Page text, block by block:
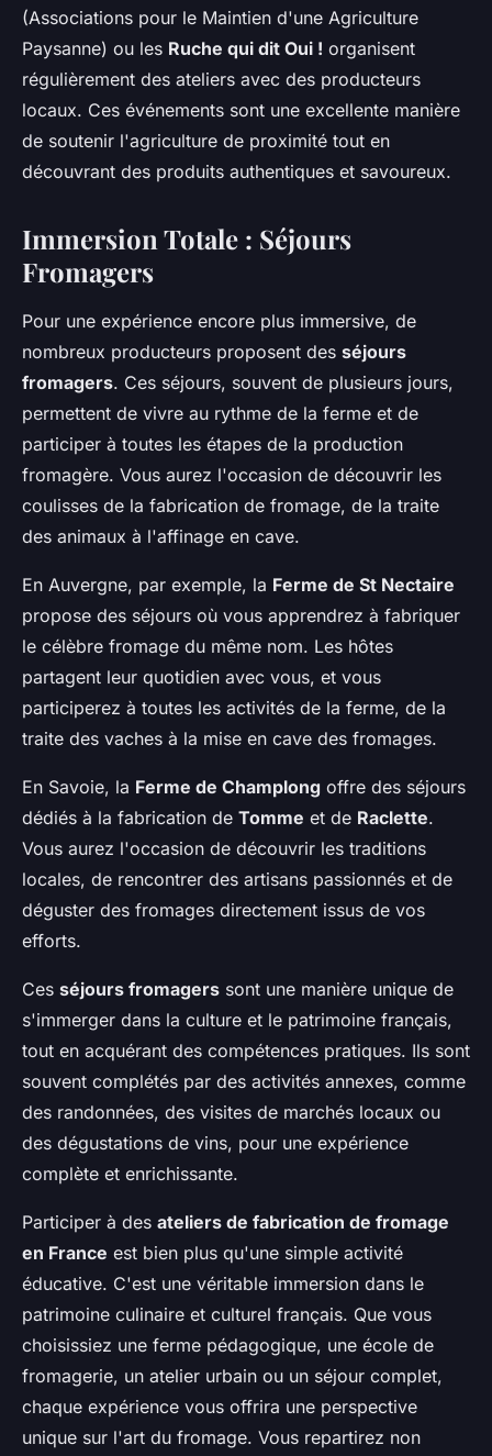
(Associations pour le Maintien d'une Agriculture
Paysanne) ou les Ruche qui dit Oui ! organisent
régulièrement des ateliers avec des producteurs
locaux. Ces événements sont une excellente manière
de soutenir l'agriculture de proximité tout en
découvrant des produits authentiques et savoureux.
Immersion Totale : Séjours
Fromagers
Pour une expérience encore plus immersive, de
nombreux producteurs proposent des séjours
fromagers. Ces séjours, souvent de plusieurs jours,
permettent de vivre au rythme de la ferme et de
participer à toutes les étapes de la production
fromagère. Vous aurez l'occasion de découvrir les
coulisses de la fabrication de fromage, de la traite
des animaux à l'affinage en cave.
En Auvergne, par exemple, la Ferme de St Nectaire
propose des séjours où vous apprendrez à fabriquer
le célèbre fromage du même nom. Les hôtes
partagent leur quotidien avec vous, et vous
participerez à toutes les activités de la ferme, de la
traite des vaches à la mise en cave des fromages.
En Savoie, la Ferme de Champlong offre des séjours
dédiés à la fabrication de Tomme et de Raclette.
Vous aurez l'occasion de découvrir les traditions
locales, de rencontrer des artisans passionnés et de
déguster des fromages directement issus de vos
efforts.
Ces séjours fromagers sont une manière unique de
s'immerger dans la culture et le patrimoine français,
tout en acquérant des compétences pratiques. Ils sont
souvent complétés par des activités annexes, comme
des randonnées, des visites de marchés locaux ou
des dégustations de vins, pour une expérience
complète et enrichissante.
Participer à des ateliers de fabrication de fromage
en France est bien plus qu'une simple activité
éducative. C'est une véritable immersion dans le
patrimoine culinaire et culturel français. Que vous
choisissiez une ferme pédagogique, une école de
fromagerie, un atelier urbain ou un séjour complet,
chaque expérience vous offrira une perspective
unique sur l'art du fromage. Vous repartirez non